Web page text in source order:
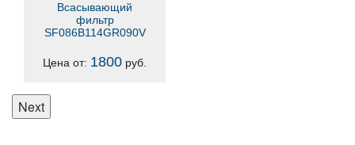
Всасывающий
фильтр
SF086B114GR090V
Цена от: 1800 руб.
Next